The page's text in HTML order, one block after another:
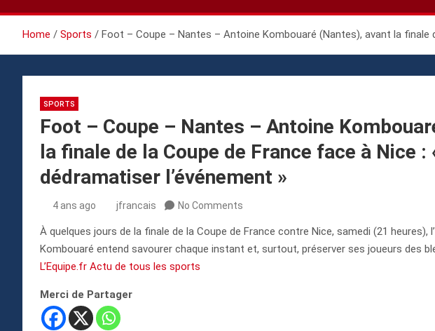
Home Sports Foot – Coupe – Nantes – Antoine Kombouaré (Nantes), avant la finale
SPORTS
Foot – Coupe – Nantes – Antoine
la finale de la Coupe de France face à Nice :
dédramatiser l’événement »
4 ans ago jfrancais No Comments
À quelques jours de la finale de la Coupe de France contre Nice, samedi (21 heures),
Kombouaré entend savourer chaque instant et, surtout, préserver ses joueurs des
L’Equipe.fr Actu de tous les sports
Merci de Partager